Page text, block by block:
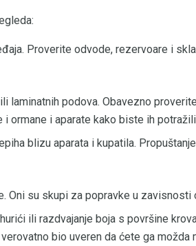
Proverite odvode, rezervoare i
laminatnih podova. Obavezno
ormane i aparate kako biste ih
blizu aparata i kupatila.
Oni su skupi za popravke u zavisnosti
ili razdvajanje boja s površine
bio uveren da ćete ga možda